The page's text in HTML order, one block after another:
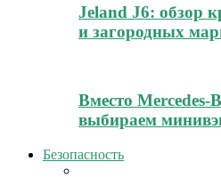
Jeland J6: обзор
и загородных
Вместо Mercedes-
выбираем
Безопасность